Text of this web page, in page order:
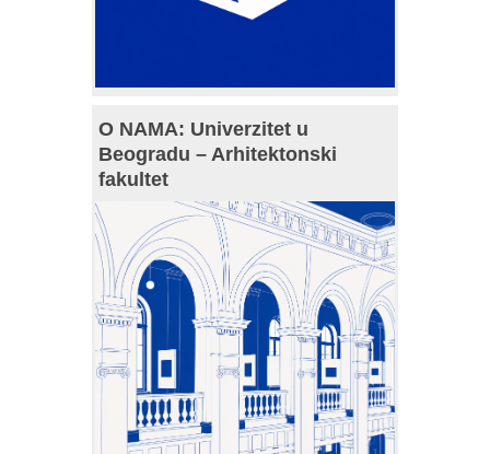
O NAMA: Univerzitet u
Beogradu – Arhitektonski
fakultet